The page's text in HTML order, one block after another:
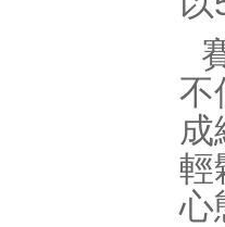
不
成
輕
心